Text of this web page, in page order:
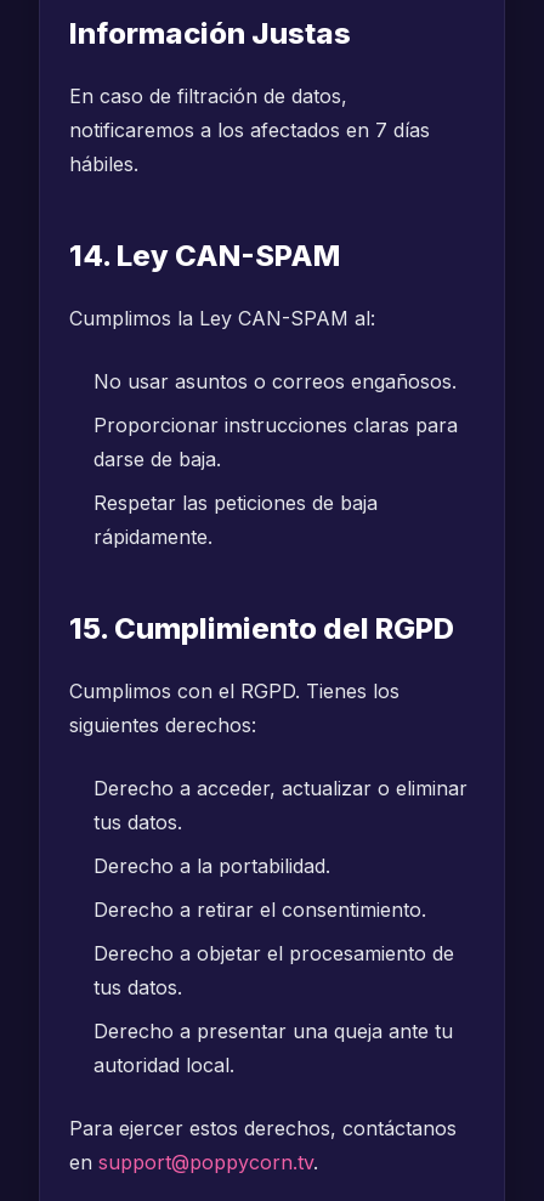
Información Justas
En caso de filtración de datos,
notificaremos a los afectados en 7 días
hábiles.
14. Ley CAN-SPAM
Cumplimos la Ley CAN-SPAM al:
No usar asuntos o correos engañosos.
Proporcionar instrucciones claras para
darse de baja.
Respetar las peticiones de baja
rápidamente.
15. Cumplimiento del RGPD
Cumplimos con el RGPD. Tienes los
siguientes derechos:
Derecho a acceder, actualizar o eliminar
tus datos.
Derecho a la portabilidad.
Derecho a retirar el consentimiento.
Derecho a objetar el procesamiento de
tus datos.
Derecho a presentar una queja ante tu
autoridad local.
Para ejercer estos derechos, contáctanos
en support@poppycorn.tv.